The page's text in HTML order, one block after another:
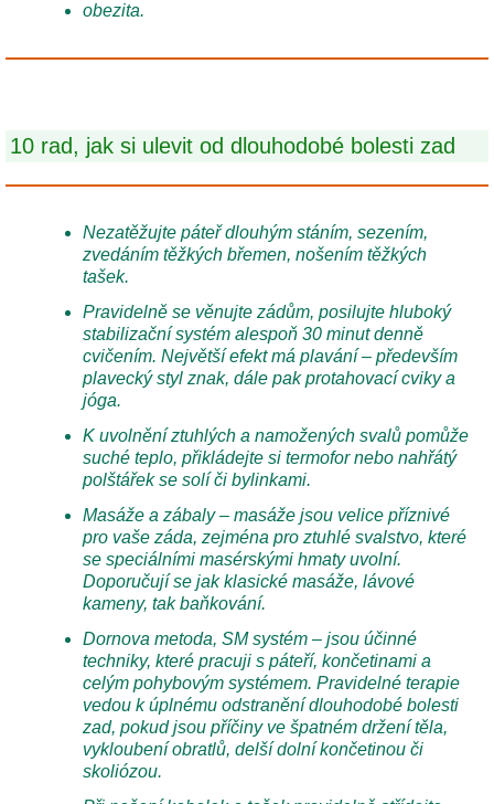
obezita.
10 rad, jak si ulevit od dlouhodobé bolesti zad
Nezatěžujte páteř dlouhým stáním, sezením,
zvedáním těžkých břemen, nošením těžkých
tašek.
Pravidelně se věnujte zádům, posilujte hluboký
stabilizační systém alespoň 30 minut denně
cvičením. Největší efekt má plavání – především
plavecký styl znak, dále pak protahovací cviky a
jóga.
K uvolnění ztuhlých a namožených svalů pomůže
suché teplo, přikládejte si termofor nebo nahřátý
polštářek se solí či bylinkami.
Masáže a zábaly – masáže jsou velice příznivé
pro vaše záda, zejména pro ztuhlé svalstvo, které
se speciálními masérskými hmaty uvolní.
Doporučují se jak klasické masáže, lávové
kameny, tak baňkování.
Dornova metoda, SM systém – jsou účinné
techniky, které pracuji s páteří, končetinami a
celým pohybovým systémem. Pravidelné terapie
vedou k úplnému odstranění dlouhodobé bolesti
zad, pokud jsou příčiny ve špatném držení těla,
vykloubení obratlů, delší dolní končetinou či
skoliózou.